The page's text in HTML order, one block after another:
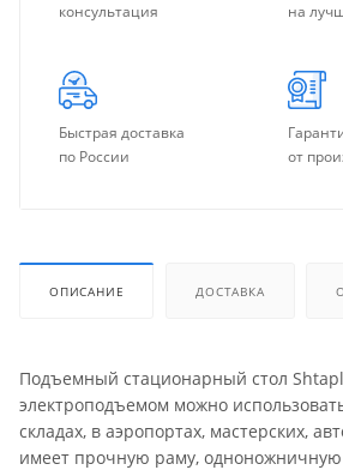
консультация
на
Быстрая доставка
по России
от
ОПИСАНИЕ ДОСТАВКА
Подъемный стационарный стол
электроподъемом можно
складах, в аэропортах, мастерских,
имеет прочную раму,